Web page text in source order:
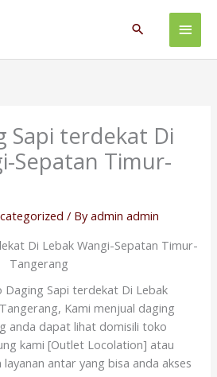
Main
Search
Sapi terdekat Di
Sepatan Timur-
/ Byadmin admin
Di Lebak Wangi-Sepatan Timur-
Tangerang
Daging Sapi terdekat Di Lebak
Kami menjual daging
anda dapat lihat domisili toko
kami [Outlet Locolation] atau
antar yang bisa anda akses